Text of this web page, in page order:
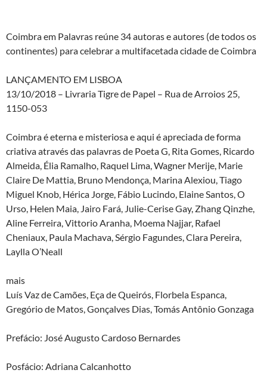
Coimbra em Palavras reúne 34 autoras e autores (de todos os
continentes) para celebrar a multifacetada cidade de Coimbra
LANÇAMENTO EM LISBOA
13/10/2018 – Livraria Tigre de Papel – Rua de Arroios 25,
1150-053
Coimbra é eterna e misteriosa e aqui é apreciada de forma
criativa através das palavras de Poeta G, Rita Gomes, Ricardo
Almeida, Élia Ramalho, Raquel Lima, Wagner Merije, Marie
Claire De Mattia, Bruno Mendonça, Marina Alexiou, Tiago
Miguel Knob, Hérica Jorge, Fábio Lucindo, Elaine Santos, O
Urso, Helen Maia, Jairo Fará, Julie-Cerise Gay, Zhang Qinzhe,
Aline Ferreira, Vittorio Aranha, Moema Najjar, Rafael
Cheniaux, Paula Machava, Sérgio Fagundes, Clara Pereira,
Laylla O’Neall
mais
Luís Vaz de Camões, Eça de Queirós, Florbela Espanca,
Gregório de Matos, Gonçalves Dias, Tomás Antônio Gonzaga
Prefácio: José Augusto Cardoso Bernardes
Posfácio: Adriana Calcanhotto